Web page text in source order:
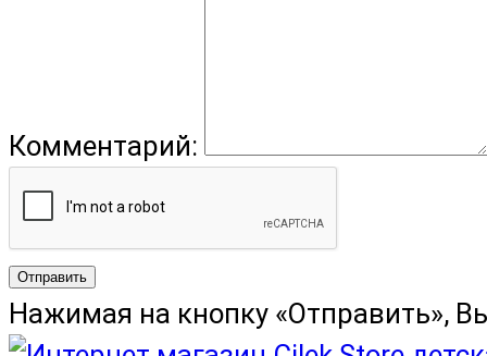
Комментарий:
Отправить
Нажимая на кнопку «Отправить»,